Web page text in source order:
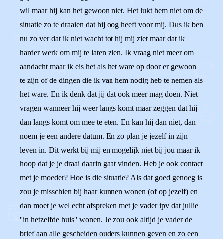
wil maar hij kan het gewoon niet. Het lukt hem niet om de
situatie zo te draaien dat hij oog heeft voor mij. Dus ik ben
nu zo ver dat ik niet wacht tot hij mij ziet maar dat ik
harder werk om mij te laten zien. Ik vraag niet meer om
aandacht maar ik eis het als het ware op door er gewoon
te zijn of de dingen die ik van hem nodig heb te nemen als
het ware. En ik denk dat jij dat ook meer mag doen. Niet
vragen wanneer hij weer langs komt maar zeggen dat hij
dan langs komt om mee te eten. En kan hij dan niet, dan
noem je een andere datum. En zo plan je jezelf in zijn
leven in. Dit werkt bij mij en mogelijk niet bij jou maar ik
hoop dat je je draai daarin gaat vinden. Heb je ook contact
met je moeder? Hoe is die situatie? Als dat goed genoeg is
zou je misschien bij haar kunnen wonen (of op jezelf) en
dan moet je wel echt afspreken met je vader ipv dat jullie
''in hetzelfde huis'' wonen. Je zou ook altijd je vader de
brief aan alle gescheiden ouders kunnen geven en zo een